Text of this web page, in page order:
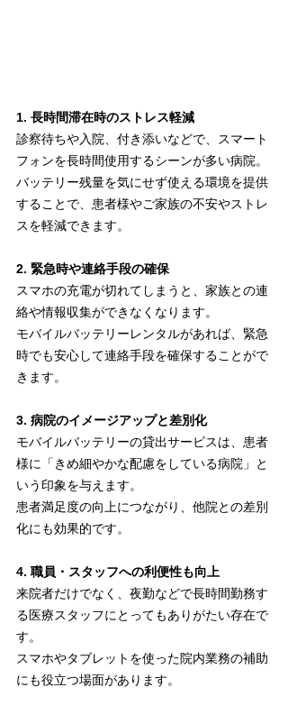
1. 長時間滞在時のストレス軽減
診察待ちや入院、付き添いなどで、スマート
フォンを長時間使用するシーンが多い病院。
バッテリー残量を気にせず使える環境を提供
することで、患者様やご家族の不安やストレ
スを軽減できます。
2. 緊急時や連絡手段の確保
スマホの充電が切れてしまうと、家族との連
絡や情報収集ができなくなります。
モバイルバッテリーレンタルがあれば、緊急
時でも安心して連絡手段を確保することがで
きます。
3. 病院のイメージアップと差別化
モバイルバッテリーの貸出サービスは、患者
様に「きめ細やかな配慮をしている病院」と
いう印象を与えます。
患者満足度の向上につながり、他院との差別
化にも効果的です。
4. 職員・スタッフへの利便性も向上
来院者だけでなく、夜勤などで長時間勤務す
る医療スタッフにとってもありがたい存在で
す。
スマホやタブレットを使った院内業務の補助
にも役立つ場面があります。